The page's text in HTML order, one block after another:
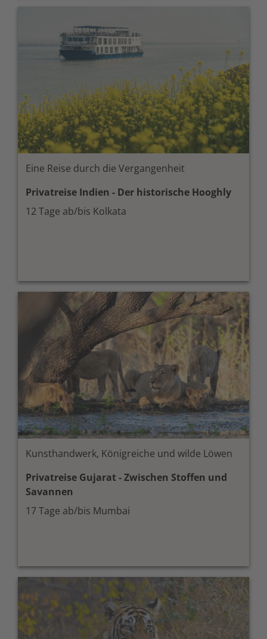
Eine Reise durch die Vergangenheit
Privatreise Indien - Der historische Hooghly
12 Tage ab/bis Kolkata
Kunsthandwerk, Königreiche und wilde Löwen
Privatreise Gujarat - Zwischen Stoffen und
Savannen
17 Tage ab/bis Mumbai